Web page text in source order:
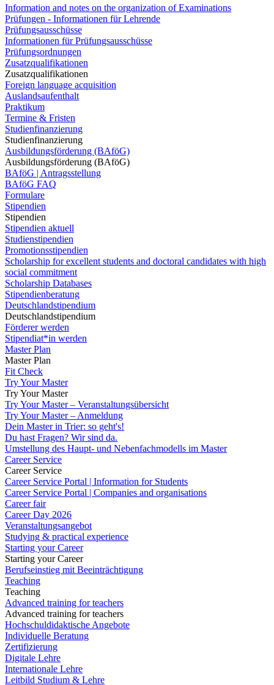
Information and notes on the organization of Examinations
Prüfungen - Informationen für Lehrende
Prüfungsausschüsse
Informationen für Prüfungsausschüsse
Prüfungsordnungen
Zusatzqualifikationen
Zusatzqualifikationen
Foreign language acquisition
Auslandsaufenthalt
Praktikum
Termine & Fristen
Studienfinanzierung
Studienfinanzierung
Ausbildungsförderung (BAföG)
Ausbildungsförderung (BAföG)
BAföG | Antragsstellung
BAföG FAQ
Formulare
Stipendien
Stipendien
Stipendien aktuell
Studienstipendien
Promotionsstipendien
Scholarship for excellent students and doctoral candidates with high
social commitment
Scholarship Databases
Stipendienberatung
Deutschlandstipendium
Deutschlandstipendium
Förderer werden
Stipendiat*in werden
Master Plan
Master Plan
Fit Check
Try Your Master
Try Your Master
Try Your Master – Veranstaltungsübersicht
Try Your Master – Anmeldung
Dein Master in Trier: so geht's!
Du hast Fragen? Wir sind da.
Umstellung des Haupt- und Nebenfachmodells im Master
Career Service
Career Service
Career Service Portal | Information for Students
Career Service Portal | Companies and organisations
Career fair
Career Day 2026
Veranstaltungsangebot
Studying & practical experience
Starting your Career
Starting your Career
Berufseinstieg mit Beeinträchtigung
Teaching
Teaching
Advanced training for teachers
Advanced training for teachers
Hochschuldidaktische Angebote
Individuelle Beratung
Zertifizierung
Digitale Lehre
Internationale Lehre
Leitbild Studium & Lehre